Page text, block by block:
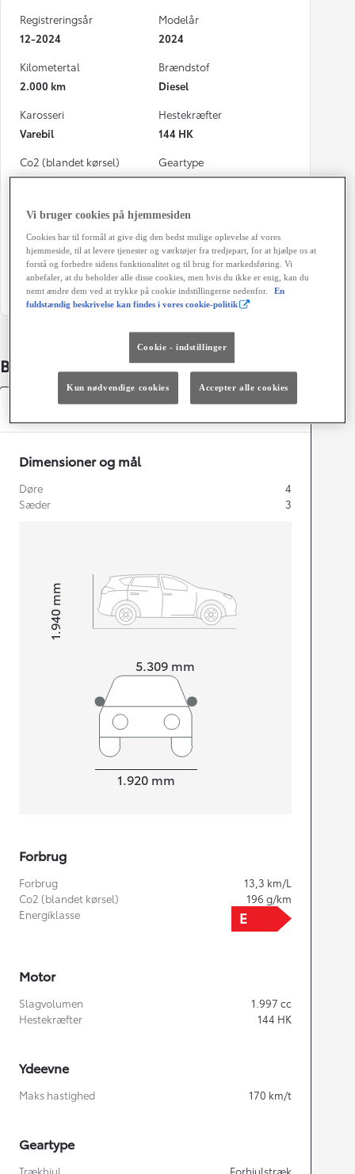
Registreringsår
12-2024
Modelår
2024
Kilometertal
2.000 km
Brændstof
Diesel
Karosseri
Varebil
Hestekræfter
144 HK
Co2 (blandet kørsel)
196 g/km
Geartype
Automatisk gearkasse
Døre
Farve
Energiklasse
Bildetaljer
Specifikationer
Dimensioner og mål
Døre
4
Sæder
3
5.309 mm
Højt1.940
mm
1.920 mm
Forbrug
Forbrug 13,3 km/L
Co2 (blandet kørsel)
196 g/km
Energiklasse
Motor
Slagvolumen 1.997 cc
Hestekræfter
144 HK
Ydeevne
Maks hastighed 170 km/t
Geartype
Trækhjul
Forhjulstræk
Vi bruger cookies på hjemmesiden
Cookies har til formål at give dig den bedst mulige oplevelse af vores
hjemmeside, til at levere tjenester og værktøjer fra tredjepart, for at hjælpe os at
forstå og forbedre sidens funktionalitet og til brug for markedsføring. Vi
anbefaler, at du beholder alle disse cookies, men hvis du ikke er enig, kan du
nemt ændre dem ved at trykke på cookie indstillingerne nedenfor.
En
fuldstændig beskrivelse kan findes i vores cookie-politik
Cookie - indstillinger
Kun nødvendige cookies Accepter alle cookies